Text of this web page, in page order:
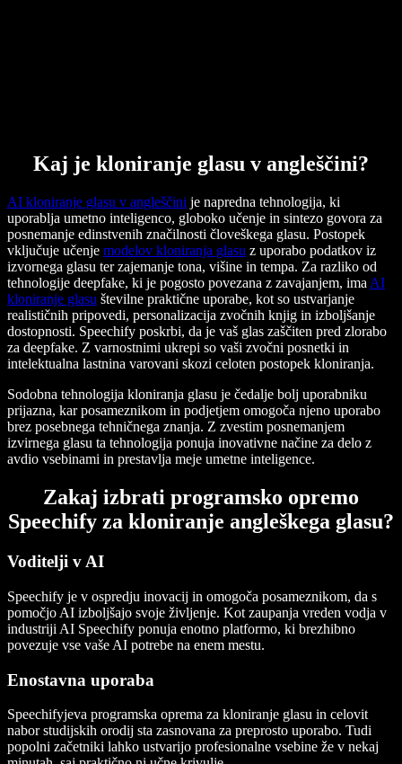
Kaj je kloniranje glasu v angleščini?
AI kloniranje glasu v angleščini je napredna tehnologija, ki
uporablja umetno inteligenco, globoko učenje in sintezo govora za
posnemanje edinstvenih značilnosti človeškega glasu. Postopek
vključuje učenje modelov kloniranja glasu z uporabo podatkov iz
izvornega glasu ter zajemanje tona, višine in tempa. Za razliko od
tehnologije deepfake, ki je pogosto povezana z zavajanjem, ima AI
kloniranje glasu številne praktične uporabe, kot so ustvarjanje
realističnih pripovedi, personalizacija zvočnih knjig in izboljšanje
dostopnosti. Speechify poskrbi, da je vaš glas zaščiten pred zlorabo
za deepfake. Z varnostnimi ukrepi so vaši zvočni posnetki in
intelektualna lastnina varovani skozi celoten postopek kloniranja.
Sodobna tehnologija kloniranja glasu je čedalje bolj uporabniku
prijazna, kar posameznikom in podjetjem omogoča njeno uporabo
brez posebnega tehničnega znanja. Z zvestim posnemanjem
izvirnega glasu ta tehnologija ponuja inovativne načine za delo z
avdio vsebinami in prestavlja meje umetne inteligence.
Zakaj izbrati programsko opremo
Speechify za kloniranje angleškega glasu?
Voditelji v AI
Speechify je v ospredju inovacij in omogoča posameznikom, da s
pomočjo AI izboljšajo svoje življenje. Kot zaupanja vreden vodja v
industriji AI Speechify ponuja enotno platformo, ki brezhibno
povezuje vse vaše AI potrebe na enem mestu.
Enostavna uporaba
Speechifyjeva programska oprema za kloniranje glasu in celovit
nabor studijskih orodij sta zasnovana za preprosto uporabo. Tudi
popolni začetniki lahko ustvarijo profesionalne vsebine že v nekaj